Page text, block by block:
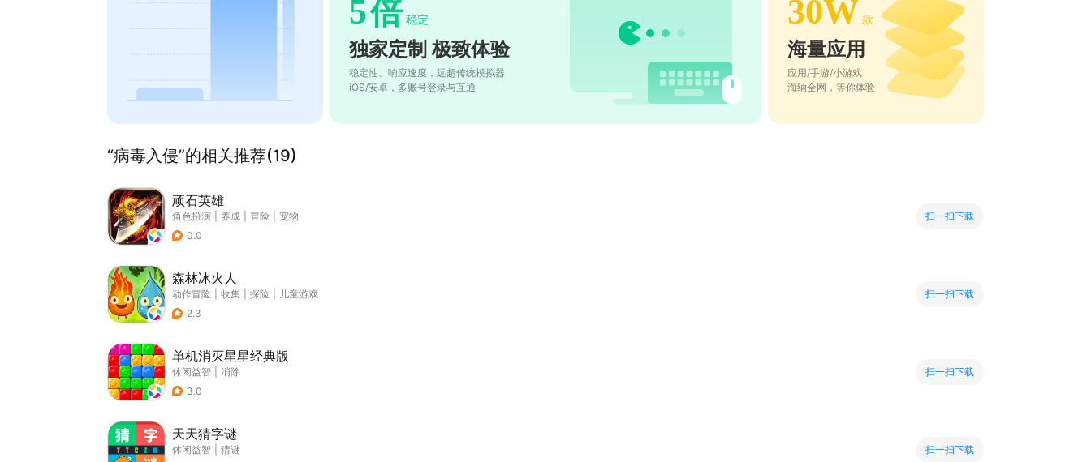
5倍 稳定
独家定制 极致体验
稳定性、响应速度，远超传统模拟器
iOS/安卓，多账号登录与互通
30W 款
海量应用
应用/手游/小游戏
海纳全网，等你体验
“病毒入侵”的相关推荐(19)
顽石英雄
角色扮演 养成 冒险
宠物
0.0
扫一扫下载
森林冰火人
动作冒险 收集 探险
儿童游戏
2.3
扫一扫下载
单机消灭星星经典版
休闲益智
消除
3.0
扫一扫下载
天天猜字谜
休闲益智
猜谜
扫一扫下载